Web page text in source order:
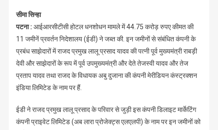
सीमा सिन्हा
पटना : आईआरसीटीसी होटल धनशोधन मामले में 44.75 करोड़ रुपए कीमत की
11 जमीनें प्रवर्तन निदेशालय (ईडी) ने जब्त की. इन जमीनों से संबंधित कंपनी के
प्रबंध साझेदारों में राजद प्रमुख लालू प्रसाद यादव की पत्नी पूर्व मुख्यमंत्री राबड़ी
देवी और साझेदारों के रूप में पूर्व उपमुख्यमंत्री और देते तेजस्वी यादव और तेज
प्रताप यादव तथा राजद के विधायक अबु दुजाना की कंपनी मेरीडियन कंस्ट्रक्शन
इंडिया लिमिटेड के नाम पर हैं.
ईडी ने राजद प्रमुख लालू प्रसाद के परिवार से जुड़ी इस कंपनी डिलाइट मार्केटिंग
कंपनी प्राइवेट लिमिटेड (अब लारा प्रोजेक्ट्स एलएलपी) के नाम पर इन जमीनों को